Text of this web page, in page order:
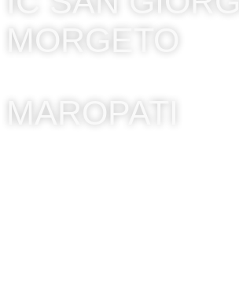
MORGETO
MAROPATI